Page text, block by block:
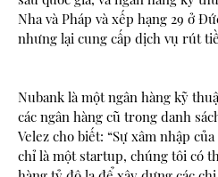
Nha và Pháp và xếp hạng 29 ở
nhưng lại cung cấp dịch vụ rút
Nubank là một ngân hàng kỹ
các ngân hàng cũ trong danh
Velez cho biết: “Sự xâm nhập
chỉ là một startup, chúng tôi có